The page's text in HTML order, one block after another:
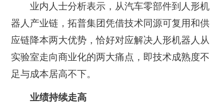
业内人士分析表示，从汽车零部件到人形机
器人产业链，拓普集团凭借技术同源可复用和供
应链降本两大优势，恰好对应解决人形机器人从
实验室走向商业化的两大痛点，即技术成熟度不
足与成本居高不下。
业绩持续走高